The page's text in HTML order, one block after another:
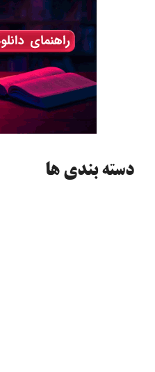
دسته‌ بندی ها